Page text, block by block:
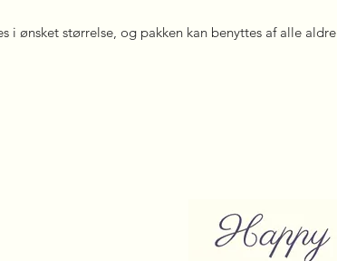
i ønsket størrelse, og pakken kan benyttes af alle aldre